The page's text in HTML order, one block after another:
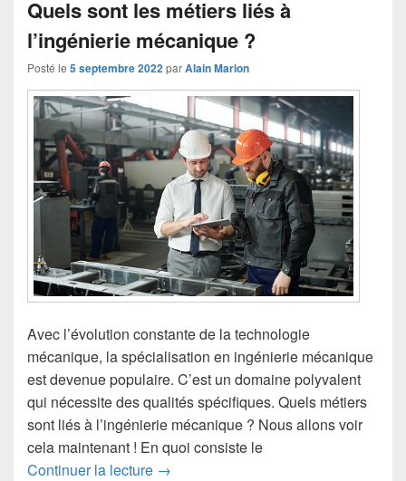
Quels sont les métiers liés à
l’ingénierie mécanique ?
Posté le 5 septembre 2022parAlain Marion
Avec l’évolution constante de la technologie
mécanique, la spécialisation en ingénierie mécanique
est devenue populaire. C’est un domaine polyvalent
qui nécessite des qualités spécifiques. Quels métiers
sont liés à l’ingénierie mécanique ? Nous allons voir
cela maintenant ! En quoi consiste le
Continuer la lecture Quels sont les métiers liés à
→